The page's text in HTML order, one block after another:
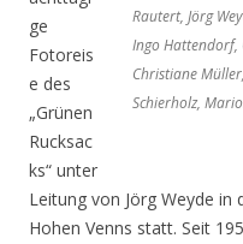
Rautert, Jörg
Ingo Hattendorf,
Christiane
Schierholz,
ge
Fotoreis
e des
„Grünen
Rucksac
ks“ unter
Leitung von Jörg Weyde
Hohen Venns statt. Seit